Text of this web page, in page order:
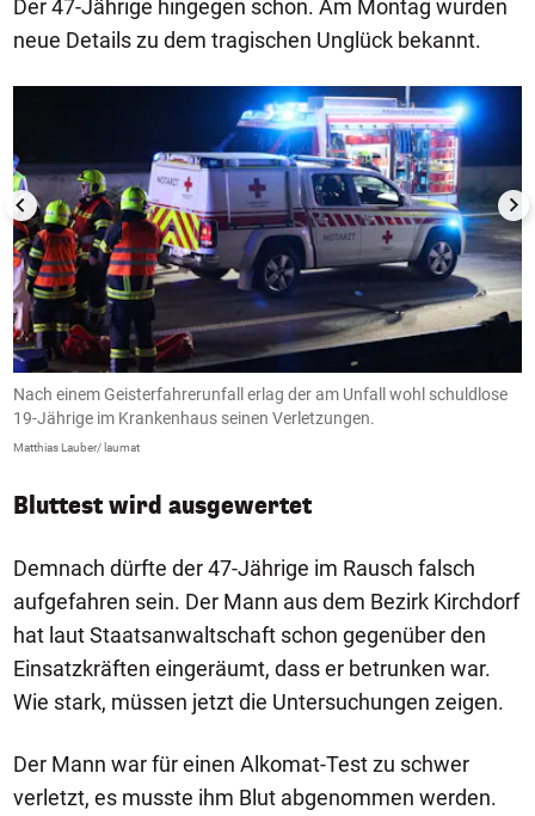
Der 47-Jährige hingegen schon. Am Montag wurden
neue Details zu dem tragischen Unglück bekannt.
1/4
Nach einem Geisterfahrerunfall erlag der am Unfall wohl schuldlose
19-Jährige im Krankenhaus seinen Verletzungen.
Matthias Lauber/ laumat
Bluttest wird ausgewertet
Demnach dürfte der 47-Jährige im Rausch falsch
aufgefahren sein. Der Mann aus dem Bezirk Kirchdorf
hat laut Staatsanwaltschaft schon gegenüber den
Einsatzkräften eingeräumt, dass er betrunken war.
Wie stark, müssen jetzt die Untersuchungen zeigen.
Der Mann war für einen Alkomat-Test zu schwer
verletzt, es musste ihm Blut abgenommen werden.